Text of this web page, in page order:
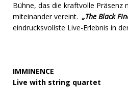
Bühne, das die kraftvolle Präsenz
miteinander vereint. „The Black
eindrucksvollste Live-Erlebnis in
IMMINENCE
Live with string quartet